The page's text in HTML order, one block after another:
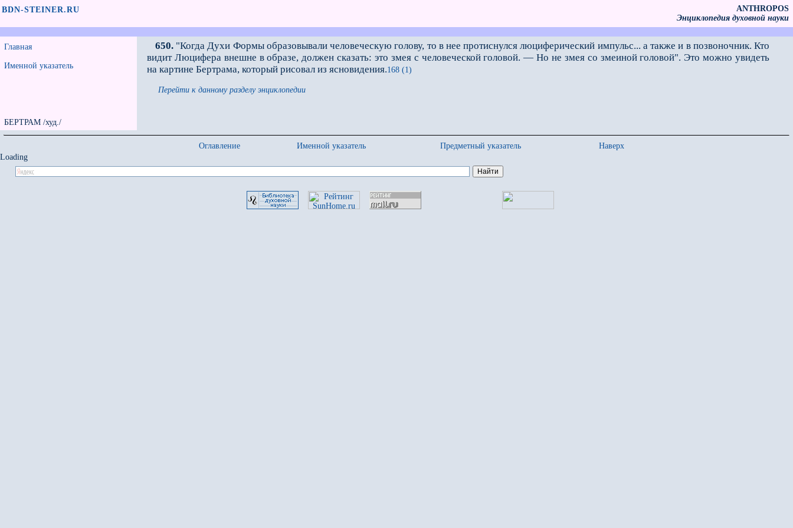
BDN-STEINER.RU
ANTHROPOS
Энциклопедия духовной науки
Главная
Именной указатель
БЕРТРАМ /худ./
650. "Когда Духи Формы образовывали человеческую голову, то в нее протиснулся люциферический импульс... а также и в позвоночник. Кто
видит Люцифера внешне в образе, должен сказать: это змея с человеческой головой. — Но не змея со змеиной головой". Это можно увидеть
на картине Бертрама, который рисовал из ясновидения.168 (1)
Перейти к данному разделу энциклопедии
Оглавление Именной указатель Предметный указатель
Наверх
Loading